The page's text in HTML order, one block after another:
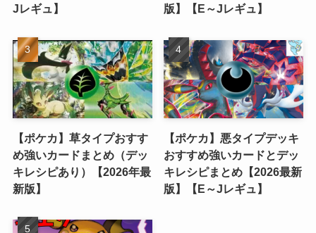
Jレギュ】
版】【E～Jレギュ】
【ポケカ】草タイプおすす
め強いカードまとめ（デッ
キレシピあり）【2026年最
新版】
【ポケカ】悪タイプデッキ
おすすめ強いカードとデッ
キレシピまとめ【2026最新
版】【E～Jレギュ】